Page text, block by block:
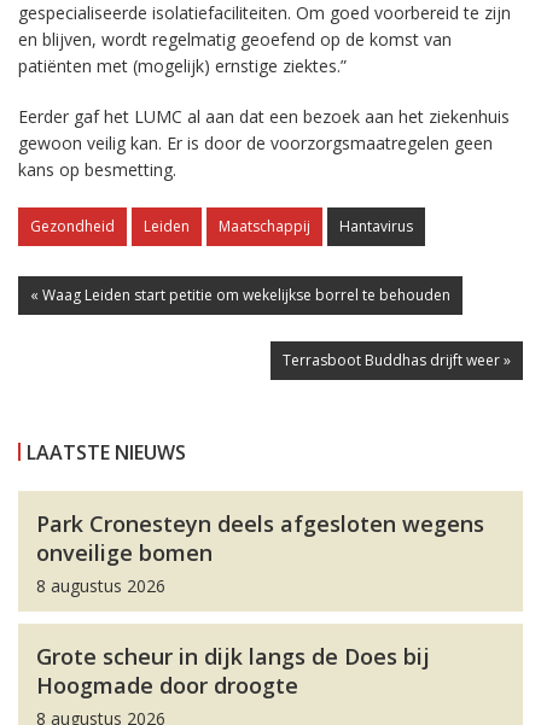
gespecialiseerde isolatiefaciliteiten. Om goed voorbereid te zijn
en blijven, wordt regelmatig geoefend op de komst van
patiënten met (mogelijk) ernstige ziektes.”
Eerder gaf het LUMC al aan dat een bezoek aan het ziekenhuis
gewoon veilig kan. Er is door de voorzorgsmaatregelen geen
kans op besmetting.
Gezondheid Leiden Maatschappij Hantavirus
« Waag Leiden start petitie om wekelijkse borrel te behouden
Terrasboot Buddhas drijft weer »
LAATSTE NIEUWS
Park Cronesteyn deels afgesloten wegens
onveilige bomen
8 augustus 2026
Grote scheur in dijk langs de Does bij
Hoogmade door droogte
8 augustus 2026